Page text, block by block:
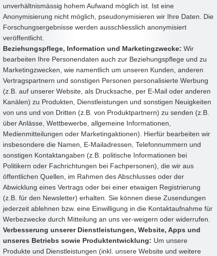
unverhältnismässig hohem Aufwand möglich ist. Ist eine
Anonymisierung nicht möglich, pseudonymisieren wir Ihre Daten. Die
Forschungsergebnisse werden ausschliesslich anonymisiert
veröffentlicht.
Beziehungspflege, Information und Marketingzwecke: Wir
bearbeiten Ihre Personendaten auch zur Beziehungspflege und zu
Marketingzwecken, wie namentlich um unseren Kunden, anderen
Vertragspartnern und sonstigen Personen personalisierte Werbung
(z.B. auf unserer Website, als Drucksache, per E-Mail oder anderen
Kanälen) zu Produkten, Dienstleistungen und sonstigen Neuigkeiten
von uns und von Dritten (z.B. von Produktpartnern) zu senden (z.B.
über Anlässe, Wettbewerbe, allgemeine Informationen,
Medienmitteilungen oder Marketingaktionen). Hierfür bearbeiten wir
insbesondere die Namen, E-Mailadressen, Telefonnummern und
sonstigen Kontaktangaben (z.B. politische Informationen bei
Politikern oder Fachrichtungen bei Fachpersonen), die wir aus
öffentlichen Quellen, im Rahmen des Abschlusses oder der
Abwicklung eines Vertrags oder bei einer etwaigen Registrierung
(z.B. für den Newsletter) erhalten. Sie können diese Zusendungen
jederzeit ablehnen bzw. eine Einwilligung in die Kontaktaufnahme für
Werbezwecke durch Mitteilung an uns ver-weigern oder widerrufen.
Verbesserung unserer Dienstleistungen, Website, Apps und
unseres Betriebs sowie Produktentwicklung: Um unsere
Produkte und Dienstleistungen (inkl. unsere Website und weitere